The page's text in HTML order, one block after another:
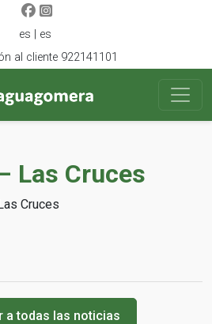
es | es
al cliente 922141101
Las Cruces
Cruces
a todas las noticias